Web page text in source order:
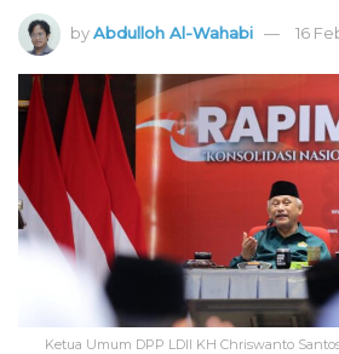
byAbdulloh Al-Wahabi 16
Ketua Umum DPP LDII KH Chriswanto